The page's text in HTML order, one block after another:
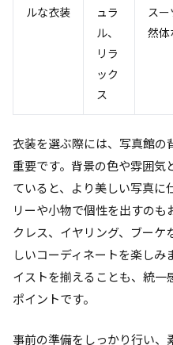
ルな衣装
ュラ
ル、
リラ
ック
ス
ス
然体
衣装を選ぶ際には、写真館の
重要です。背景の色や雰囲気
ていると、より美しい写真に
リーや小物で個性を出すのも
クレス、イヤリング、ブーケ
しいコーディネートを楽し
イストを揃えることも、統一
ポイントです。
事前の準備をしっかり行い、